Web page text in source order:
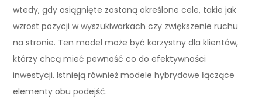
wtedy, gdy osiągnięte zostaną określone cele, takie jak
wzrost pozycji w wyszukiwarkach czy zwiększenie ruchu
na stronie. Ten model może być korzystny dla klientów,
którzy chcą mieć pewność co do efektywności
inwestycji. Istnieją również modele hybrydowe łączące
elementy obu podejść.